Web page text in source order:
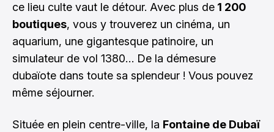
ce lieu culte vaut le détour. Avec plus de 1 200
boutiques, vous y trouverez un cinéma, un
aquarium, une gigantesque patinoire, un
simulateur de vol 1380… De la démesure
dubaïote dans toute sa splendeur ! Vous pouvez
même séjourner.
Située en plein centre-ville, la Fontaine de Dubaï